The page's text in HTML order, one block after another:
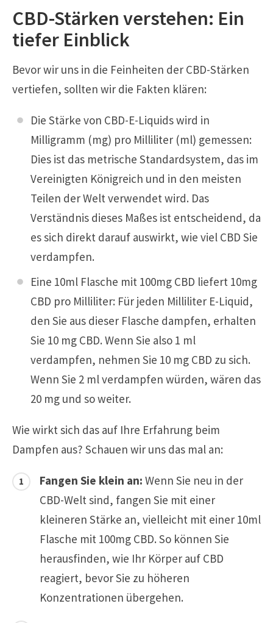
CBD-Stärken verstehen: Ein
tiefer Einblick
Bevor wir uns in die Feinheiten der CBD-Stärken
vertiefen, sollten wir die Fakten klären:
Die Stärke von CBD-E-Liquids wird in
Milligramm (mg) pro Milliliter (ml) gemessen:
Dies ist das metrische Standardsystem, das im
Vereinigten Königreich und in den meisten
Teilen der Welt verwendet wird. Das
Verständnis dieses Maßes ist entscheidend, da
es sich direkt darauf auswirkt, wie viel CBD Sie
verdampfen.
Eine 10ml Flasche mit 100mg CBD liefert 10mg
CBD pro Milliliter: Für jeden Milliliter E-Liquid,
den Sie aus dieser Flasche dampfen, erhalten
Sie 10 mg CBD. Wenn Sie also 1 ml
verdampfen, nehmen Sie 10 mg CBD zu sich.
Wenn Sie 2 ml verdampfen würden, wären das
20 mg und so weiter.
Wie wirkt sich das auf Ihre Erfahrung beim
Dampfen aus? Schauen wir uns das mal an:
Fangen Sie klein an: Wenn Sie neu in der
CBD-Welt sind, fangen Sie mit einer
kleineren Stärke an, vielleicht mit einer 10ml
Flasche mit 100mg CBD. So können Sie
herausfinden, wie Ihr Körper auf CBD
reagiert, bevor Sie zu höheren
Konzentrationen übergehen.